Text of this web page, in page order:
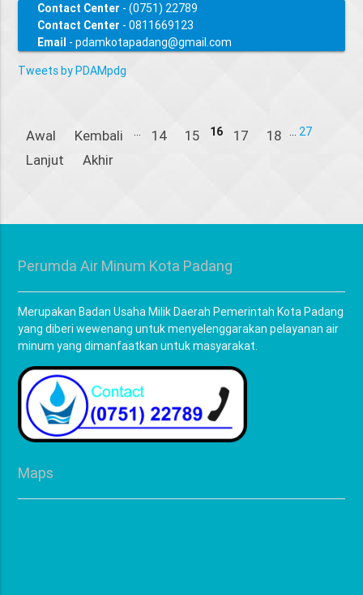
Contact Center - (0751) 22789
Contact Center - 0811669123
Email - pdamkotapadang@gmail.com
Tweets by PDAMpdg
Awal Kembali ... 14 15 16 17 18 ... 27
Lanjut Akhir
Perumda Air Minum Kota Padang
Merupakan Badan Usaha Milik Daerah Pemerintah Kota Padang
yang diberi wewenang untuk menyelenggarakan pelayanan air
minum yang dimanfaatkan untuk masyarakat.
Maps